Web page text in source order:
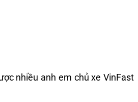
nhiều anh em chủ xe VinFast